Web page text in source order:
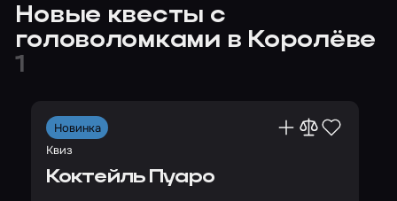
Новые квесты с
головоломками в Королёве
1
Новинка
Квиз
Коктейль Пуаро